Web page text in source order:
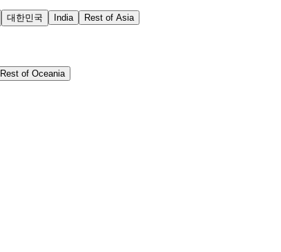
대한민국 India Rest of Asia
Rest of Oceania